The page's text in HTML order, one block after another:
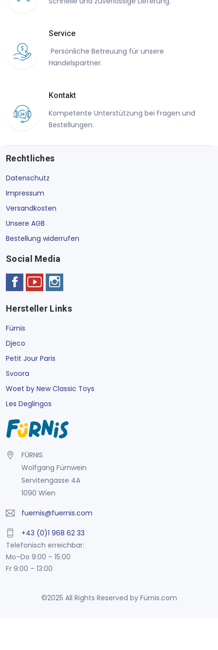
Service
Persönliche Betreuung für unsere
Handelspartner.
Kontakt
Kompetente Unterstützung bei Fragen und
Bestellungen.
Rechtliches
Datenschutz
Impressum
Versandkosten
Unsere AGB
Bestellung widerrufen
Social Media
Hersteller Links
Fürnis
Djeco
Petit Jour Paris
Svoora
Woet by New Classic Toys
Les Deglingos
FÜRNIS
Wolfgang Fürnwein
Servitengasse 4A
1090 Wien
fuernis@fuernis.com
+43 (0)1 968 62 33
Telefonisch erreichbar:
Mo–Do 9:00 – 15:00
Fr 9:00 – 13:00
©2025 All Rights Reserved by Fürnis.com